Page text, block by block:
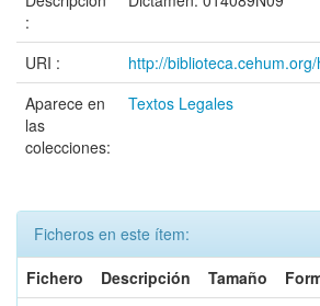
:
URI :
http://
Aparece en
las
colecciones:
Textos Legales
Ficheros en este ítem:
Fichero
Descripción Tamaño